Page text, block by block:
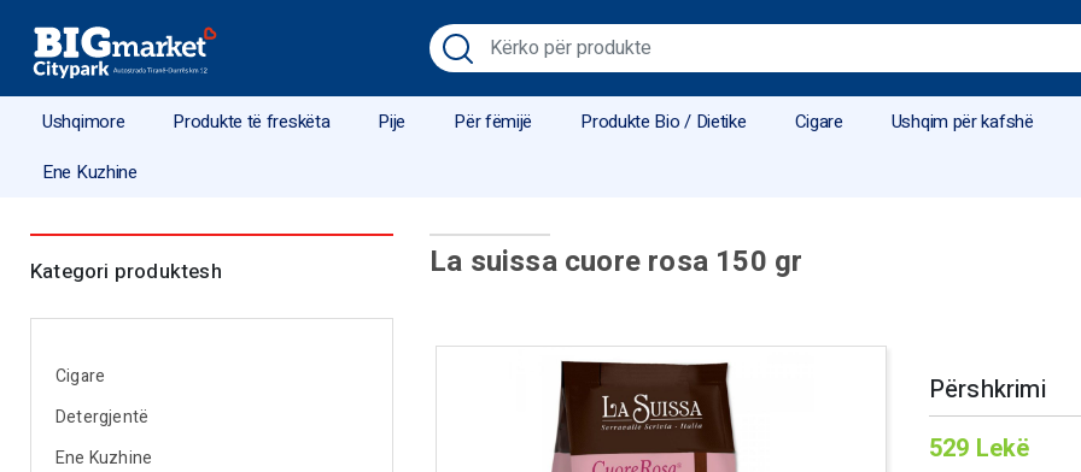
Ushqimore Produkte të freskëta Pije Për fëmijë Produkte Bio / Dietike Cigare Ushqim për kafshë
Ene Kuzhine
Kategori produktesh
Cigare
Detergjentë
Ene Kuzhine
La suissa cuore rosa 150 gr
Përshkrimi
529 Lekë